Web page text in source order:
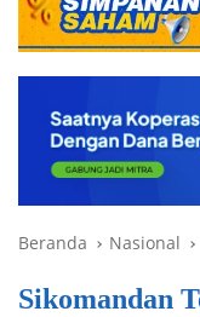
Beranda Nasional
Sikomandan